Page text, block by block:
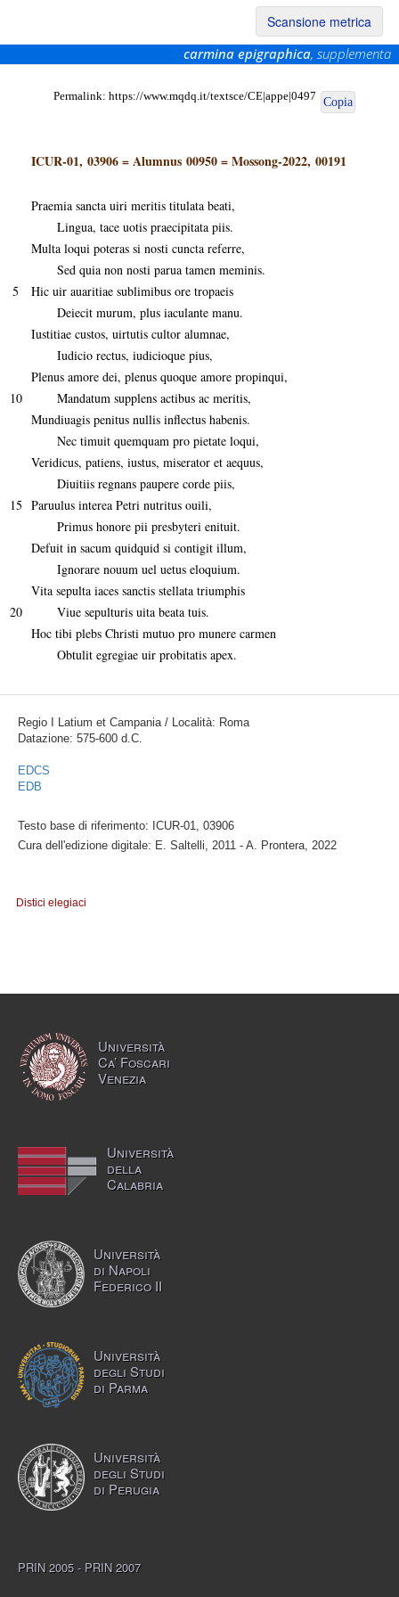
Scansione metrica
carmina epigraphica, supplementa
Permalink: https://www.mqdq.it/textsce/CE|appe|0497 Copia
ICUR-01, 03906=Alumnus 00950=Mossong-2022, 00191
Praemia sancta uiri meritis titulata beati,
Lingua, tace uotis praecipitata piis.
Multa loqui poteras si nosti cuncta referre,
Sed quia non nosti parua tamen meminis.
5
Hic uir auaritiae sublimibus ore tropaeis
Deiecit murum, plus iaculante manu.
Iustitiae custos, uirtutis cultor alumnae,
Iudicio rectus, iudicioque pius,
Plenus amore dei, plenus quoque amore propinqui,
10
Mandatum supplens actibus ac meritis,
Mundiuagis penitus nullis inflectus habenis.
Nec timuit quemquam pro pietate loqui,
Veridicus, patiens, iustus, miserator et aequus,
Diuitiis regnans paupere corde piis,
15 Paruulus interea Petri nutritus ouili,
Primus honore pii presbyteri enituit.
Defuit in sacum quidquid si contigit illum,
Ignorare nouum uel uetus eloquium.
Vita sepulta iaces sanctis stellata triumphis
20
Viue sepulturis uita beata tuis.
Hoc tibi plebs Christi mutuo pro munere carmen
Obtulit egregiae uir probitatis apex.
Regio I Latium et Campania / Località: Roma
Datazione: 575-600 d.C.
EDCS
EDB
Testo base di riferimento: ICUR-01, 03906
Cura dell'edizione digitale: E. Saltelli, 2011 - A. Prontera, 2022
Distici elegiaci
Università
Ca’ Foscari
Venezia
Università
della
Calabria
Università
di Napoli
Federico II
Università
degli Studi
di Parma
Università
degli Studi
di Perugia
PRIN 2005 - PRIN 2007